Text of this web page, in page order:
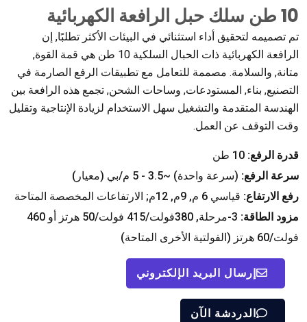
10 طن سلك حبل الرافعة الكهربائية
تم تصميمه لتحقيق أداء استثنائي في البيئات الأكثر تطلبًا, إن
الرافعة الكهربائية ذات الحبال السلكية 10 طن هي قمة القوة,
متانة, والسلامة. مصممة للتعامل مع تطبيقات الرفع الصارمة في
التصنيع, بناء, المستودعات, وساحات الشحن, تجمع هذه الرافعة بين
الهندسة المتقدمة والتشغيل سهل الاستخدام لزيادة الإنتاجية وتقليل
وقت التوقف عن العمل.
قدرة الرفع: 10 طن
سرعة الرفع: (سرعة واحدة) ~3.5 - 5 م/بي (معيار)
رفع الارتفاع: قياسي 6 م, 9م, 12م; الارتفاعات المخصصة المتاحة
مزود الطاقة:
3-مرحلة, 380فولت/415 فولت/50 هرتز أو 460
فولت/60 هرتز (الفولتية الأخرى المتاحة)
إرسال البريد الإلكتروني
الدردشة الآن